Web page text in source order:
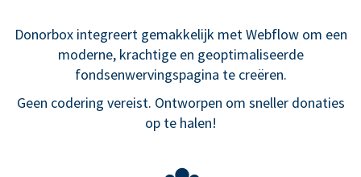
Donorbox integreert gemakkelijk met Webflow om een
moderne, krachtige en geoptimaliseerde
fondsenwervingspagina te creëren.
Geen codering vereist. Ontworpen om sneller donaties
op te halen!